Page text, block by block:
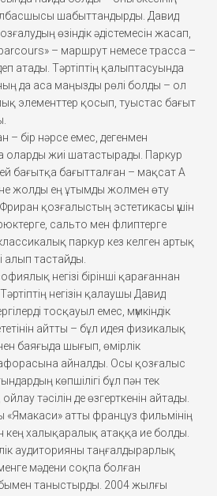
шабыттандырды. Давид
өзіндік әдістемесін жасап,
– маршрут немесе трасса –
атады. Тәртіптің қалыптасуында
да аса маңызды рөлі болды – ол
элементтер қосып, туыстас бағыт
– бір нәрсе емес, дегенмен
оларды жиі шатастырады. Паркур
бағытқа бағытталған – мақсат A
жолды ең ұтымды жолмен өту
қозғалыстың эстетикасы үшін
сальто мен флиптерге
паркур кез келген артық
алып тастайды.
негізі бірінші қарағаннан
негізін қалаушы Давид
тосқауыл емес, мүмкіндік
айтты – бұл идея физикалық
баяғыда шығып, өмірлік
айналды. Осы қозғалыс
көпшілігі бұл пән тек
тәсілін де өзгерткенін айтады.
«Ямакаси» атты француз фильмінің
кең халықаралық атаққа ие болды.
аудиторияны таңғалдырарлық
мәдени соқпа болған
таныстырды. 2004 жылғы